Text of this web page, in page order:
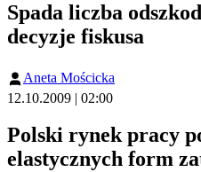
Spada liczba
decyzje fiskusa
Aneta Mościcka
12.10.2009 | 02:00
Polski rynek pracy
elastycznych form